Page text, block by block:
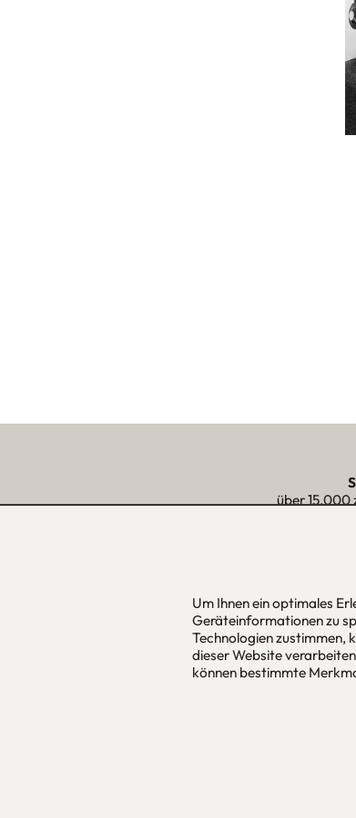
Um Ihnen ein optimales
Geräteinformationen zu
Technologien zustimmen,
dieser Website
können bestimmte
über 15.000
urbana möbel
Individuelles Wohndesign
ohne Mehrpreis nach Maß